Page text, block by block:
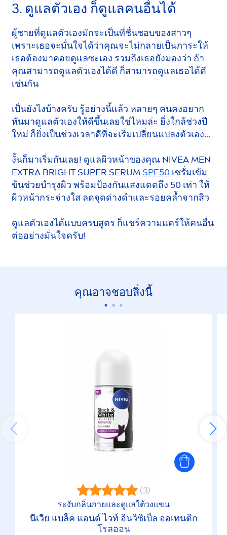
3. ดูแลตัวเอง ก็ดูแลคนอื่นได้
ผู้ชายที่ดูแลตัวเองมักจะเป็นที่ชื่นชอบของสาวๆ
เพราะเธอจะมั่นใจได้ว่าคุณจะไม่กลายเป็นภาระให้
เธอต้องมาคอยดูแลซะเอง รวมถึงเธอยังมองว่า ถ้า
คุณสามารถดูแลตัวเองได้ดี ก็สามารถดูแลเธอได้ดี
เช่นกัน
เป็นยังไงบ้างครับ รู้อย่างนี้แล้ว หลายๆ คนคงอยาก
หันมาดูแลตัวเองให้ดีขึ้นเลยใช่ไหมล่ะ ยิ่งใกล้ช่วงปี
ใหม่ ก็ยิ่งเป็นช่วงเวลาดีที่จะเริ่มเปลี่ยนแปลงตัวเอง...
งั้นก็มาเริ่มกันเลย! ดูแลผิวหน้าของคุณ NIVEAMEN
EXTRA BRIGHT SUPER SERUMSPF50 เซรั่มเข้ม
ข้นช่วยบำรุงผิว พร้อมป้องกันแสงแดดถึง 50 เท่า ให้
ผิวหน้ากระจ่างใส ลดจุดด่างดำและรอยคล้ำจากสิว
ดูแลตัวเองได้แบบครบสูตร ก็แชร์ความแคร์ให้คนอื่น
ต่ออย่างมั่นใจครับ!
คุณอาจชอบสิ่งนี้
(3)
ระงับกลิ่นกายและดูแลใต้วงแขน
นีเวีย แบล็ค แอนด์ ไวท์ อินวิซิเบิ้ล ออเทนติก
โรลออน